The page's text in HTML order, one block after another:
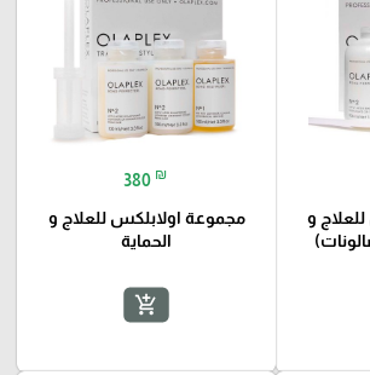
و
380 ₪
مجموعة اولابلكس للعلاج و
الحماية
add_shopping_cart